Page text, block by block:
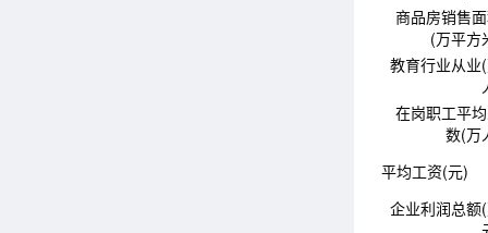
商品房销售
(万平方
教育行业从业
在岗职工平
数(万
平均工资(元)
企业利润总额